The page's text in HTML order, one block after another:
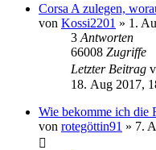
Corsa A zulegen,
von Kossi2201 » 1.
3 Antworten
66008 Zugriffe
Letzter Beitrag
18. Aug 2017,
Wie bekomme ich die
von rotegöttin91 » 7.